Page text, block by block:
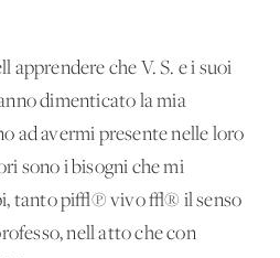
che V. S. e i suoi
dimenticato la mia
ad avermi presente nelle loro
sono i bisogni che mi
tanto pi√π vivo √® il senso
nell'atto che con